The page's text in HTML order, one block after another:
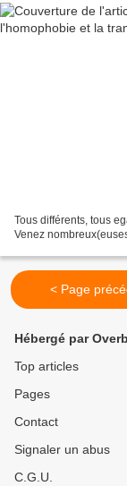
Tous différents, tous
Venez
< Page
Hébergé par
Top articles
Pages
Contact
Signaler un abus
C.G.U.